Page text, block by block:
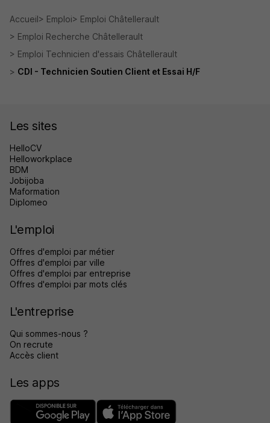
Accueil Emploi
Emploi Châtellerault
Emploi Recherche Châtellerault
Emploi Technicien d'essais Châtellerault
CDI - Technicien Soutien Client et Essai H/F
Les sites
HelloCV
Helloworkplace
BDM
Jobijoba
Maformation
Diplomeo
L'emploi
Offres d'emploi par métier
Offres d'emploi par ville
Offres d'emploi par entreprise
Offres d'emploi par mots clés
L'entreprise
Qui sommes-nous ?
On recrute
Accès client
Les apps